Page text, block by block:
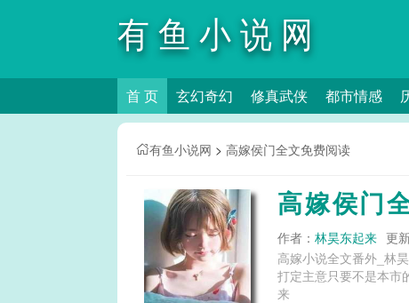
有鱼小说网
首 页 玄幻奇幻 修真武侠 都市情感
有鱼小说网 > 高嫁侯门全文免费阅读
高嫁侯门
作者： 林昊东起来 更
高嫁小说全文番外_林
打定主意只要不是本市的学校，哪里都可以。 高嫁宁宴燕翎小说全文
来